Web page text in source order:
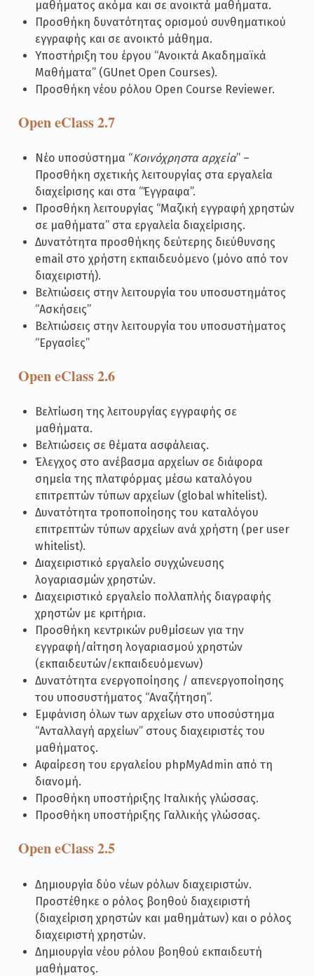
μαθήματος ακόμα και σε ανοικτά μαθήματα.
Προσθήκη δυνατότητας ορισμού συνθηματικού
εγγραφής και σε ανοικτό μάθημα.
Υποστήριξη του έργου “Ανοικτά Ακαδημαϊκά
Μαθήματα” (GUnet Open Courses).
Προσθήκη νέου ρόλου Open Course Reviewer.
Open eClass 2.7
Νέο υποσύστημα “Kοινόχρηστα αρχεία” –
Προσθήκη σχετικής λειτουργίας στα εργαλεία
διαχείρισης και στα “Έγγραφα”.
Προσθήκη λειτουργίας “Μαζική εγγραφή χρηστών
σε μαθήματα” στα εργαλεία διαχείρισης.
Δυνατότητα προσθήκης δεύτερης διεύθυνσης
email στο χρήστη εκπαιδευόμενο (μόνο από τον
διαχειριστή).
Βελτιώσεις στην λειτουργία του υποσυστημάτος
“Ασκήσεις”
Βελτιώσεις στην λειτουργία του υποσυστήματος
“Εργασίες”
Open eClass 2.6
Βελτίωση της λειτουργίας εγγραφής σε
μαθήματα.
Βελτιώσεις σε θέματα ασφάλειας.
Έλεγχος στο ανέβασμα αρχείων σε διάφορα
σημεία της πλατφόρμας μέσω καταλόγου
επιτρεπτών τύπων αρχείων (global whitelist).
Δυνατότητα τροποποίησης του καταλόγου
επιτρεπτών τύπων αρχείων ανά χρήστη (per user
whitelist).
Διαχειριστικό εργαλείο συγχώνευσης
λογαριασμών χρηστών.
Διαχειριστικό εργαλείο πολλαπλής διαγραφής
χρηστών με κριτήρια.
Προσθήκη κεντρικών ρυθμίσεων για την
εγγραφή/αίτηση λογαριασμού χρηστών
(εκπαιδευτών/εκπαιδευόμενων)
Δυνατότητα ενεργοποίησης / απενεργοποίησης
του υποσυστήματος “Αναζήτηση”.
Εμφάνιση όλων των αρχείων στο υποσύστημα
“Ανταλλαγή αρχείων” στους διαχειριστές του
μαθήματος.
Αφαίρεση του εργαλείου phpMyAdmin από τη
διανομή.
Προσθήκη υποστήριξης Ιταλικής γλώσσας.
Προσθήκη υποστήριξης Γαλλικής γλώσσας.
Open eClass 2.5
Δημιουργία δύο νέων ρόλων διαχειριστών.
Προστέθηκε ο ρόλος βοηθού διαχειριστή
(διαχείριση χρηστών και μαθημάτων) και ο ρόλος
διαχειριστή χρηστών.
Δημιουργία νέου ρόλου βοηθού εκπαιδευτή
μαθήματος.